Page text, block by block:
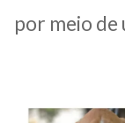
por meio de